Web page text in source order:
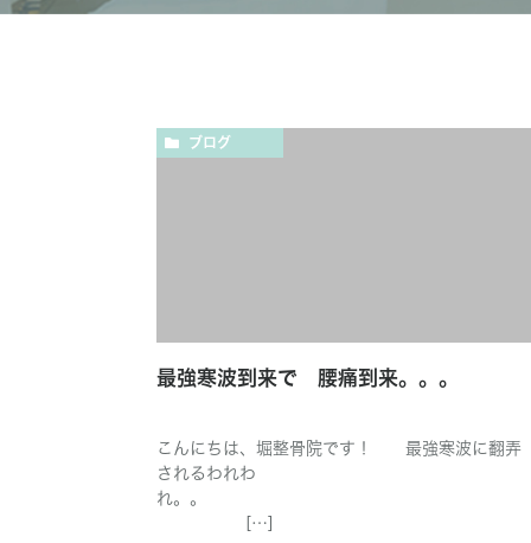
ブログ
最強寒波到来で 腰痛到来。。。
こんにちは、堀整骨院です！ 最強寒波に翻弄
されるわれわ
れ。。
[…]